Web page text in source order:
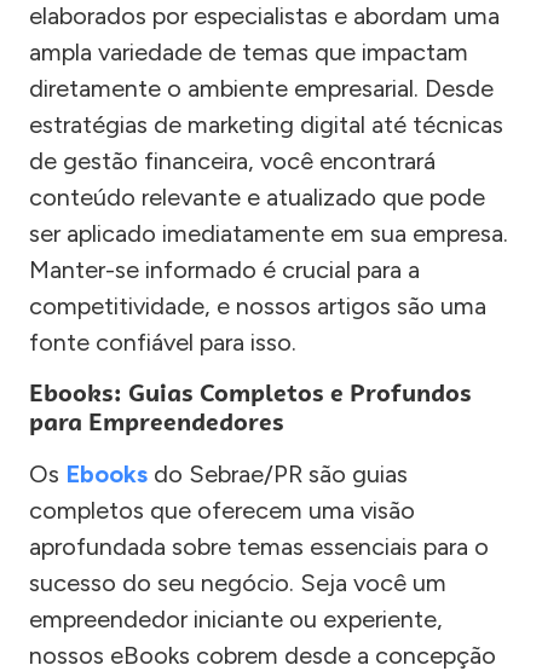
elaborados por especialistas e abordam uma
ampla variedade de temas que impactam
diretamente o ambiente empresarial. Desde
estratégias de marketing digital até técnicas
de gestão financeira, você encontrará
conteúdo relevante e atualizado que pode
ser aplicado imediatamente em sua empresa.
Manter-se informado é crucial para a
competitividade, e nossos artigos são uma
fonte confiável para isso.
Ebooks: Guias Completos e Profundos
para Empreendedores
Os Ebooks do Sebrae/PR são guias
completos que oferecem uma visão
aprofundada sobre temas essenciais para o
sucesso do seu negócio. Seja você um
empreendedor iniciante ou experiente,
nossos eBooks cobrem desde a concepção